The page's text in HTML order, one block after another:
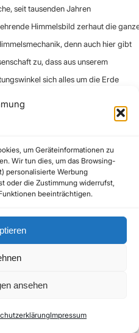
um Geräteinformationen zu
Wir tun dies, um das Browsing-
personalisierte Werbung
oder die Zustimmung widerrufst,
beeinträchtigen.
ansehen
Impressum
seit tausenden Jahren
Himmelsbild zerhaut die
denn auch hier gibt
zu, dass aus unserem
sich alles um die Erde
anmelden
2023 um 1:25
das ist mir zuviel Unsinn auf
nicht kapiert, dass es für das
vollkommen unerheblich ist wie herum
fliegt, da es um die Luft im
der Dichte der Atmosphäre hat